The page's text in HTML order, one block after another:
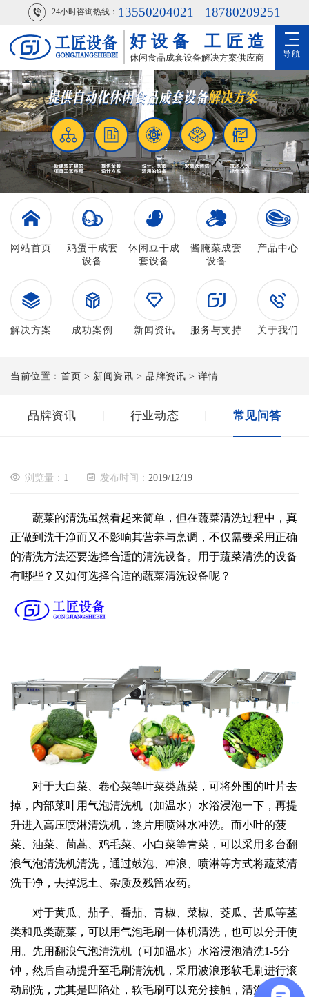
24小时咨询热线： 13550204021 18780209251
好设备 工匠造
休闲食品成套设备解决方案供应商 导航
网站首页
鸡蛋干成套
设备
休闲豆干成
套设备
酱腌菜成套
设备
产品中心
解决方案 成功案例 新闻资讯 服务与支持 关于我们
当前位置： 首页 > 新闻资讯 >品牌资讯 > 详情
品牌资讯 行业动态 常见问答
浏览量： 1 发布时间： 2019/12/19
蔬菜的清洗虽然看起来简单，但在蔬菜清洗过程中，真
正做到洗干净而又不影响其营养与烹调，不仅需要采用正确
的清洗方法还要选择合适的清洗设备。用于蔬菜清洗的设备
有哪些？又如何选择合适的蔬菜清洗设备呢？
对于大白菜、卷心菜等叶菜类蔬菜，可将外围的叶片去
掉，内部菜叶用气泡清洗机（加温水）水浴浸泡一下，再提
升进入高压喷淋清洗机，逐片用喷淋水冲洗。而小叶的菠
菜、油菜、茼蒿、鸡毛菜、小白菜等青菜，可以采用多台翻
浪气泡清洗机清洗，通过鼓泡、冲浪、喷淋等方式将蔬菜清
洗干净，去掉泥土、杂质及残留农药。
对于黄瓜、茄子、番茄、青椒、菜椒、茭瓜、苦瓜等茎
类和瓜类蔬菜，可以用气泡毛刷一体机清洗，也可以分开使
用。先用翻浪气泡清洗机（可加温水）水浴浸泡清洗1-5分
钟，然后自动提升至毛刷清洗机，采用波浪形软毛刷进行滚
动刷洗，尤其是凹陷处，软毛刷可以充分接触，清洗效果更